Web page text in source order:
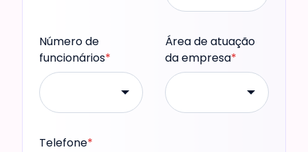
Número de
funcionários*
Área de atuação
da empresa*
Telefone*